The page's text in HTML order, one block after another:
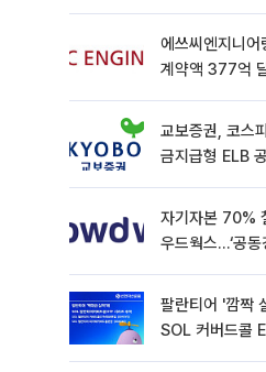
에쓰씨엔지니어
계약액 377억
교보증권, 코스
금지급형 ELB
자기자본 70%
우드웍스…‘공동
팔란티어 '깜짝
SOL 커버드콜